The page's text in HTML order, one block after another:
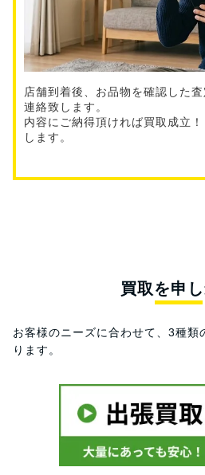
店舗到着後、お品物を確認した
連絡致します。
内容にご納得頂ければ買取成立
します。
買取を申
お客様のニーズに合わせて、3種類
ります。